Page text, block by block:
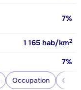
7%
1 165 hab/km2
7%
Occupation